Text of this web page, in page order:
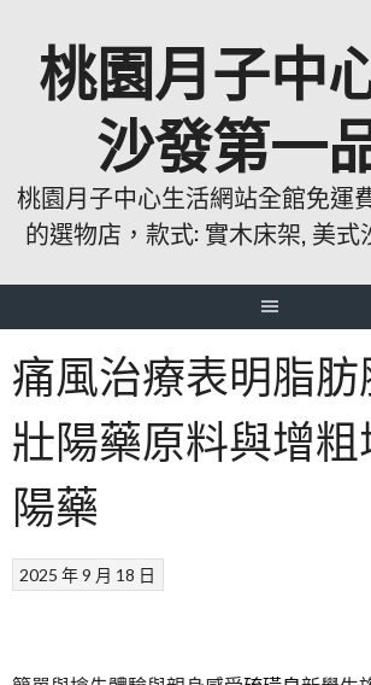
桃園月子中
沙發第一
桃園月子中心生活網站全館免運
的選物店，款式: 實木床架, 美式
痛風治療表明脂
壯陽藥原料與增
陽藥
2025 年 9 月 18 日